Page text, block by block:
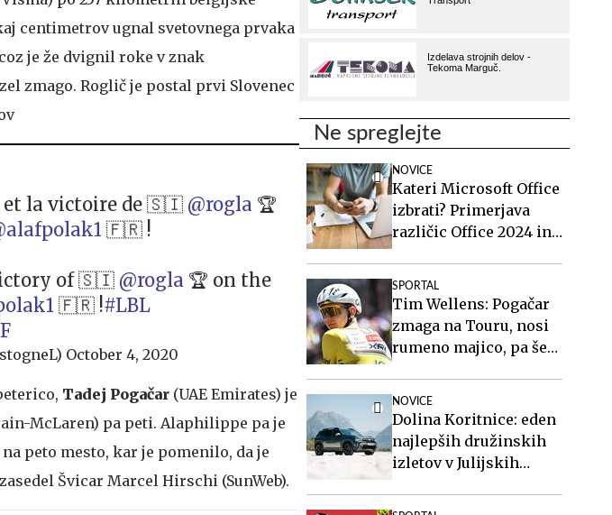
centimetrov ugnal svetovnega prvaka
je že dvignil roke v znak
zmago. Roglič je postal prvi Slovenec
et la victoire de 🇸🇮 @rogla 🏆
🇫🇷 !
of 🇸🇮 @rogla 🏆 on the
🇫🇷 !#LBL
October 4, 2020
Tadej Pogačar (UAE Emirates) je
McLaren) pa peti. Alaphilippe pa je
peto mesto, kar je pomenilo, da je
Švicar Marcel Hirschi (SunWeb).
Ne spreglejte
NOVICE
Kateri Microsoft Office
izbrati? Primerjava
različic Office 2024 in
SPORTAL
Tim Wellens: Pogačar
zmaga na Touru, nosi
rumeno majico, pa še
NOVICE
Dolina Koritnice: eden
najlepših družinskih
izletov v Julijskih